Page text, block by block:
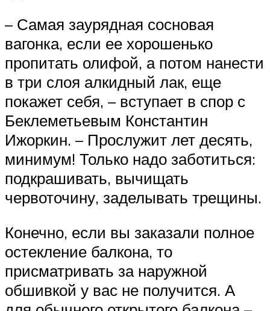
– Самая заурядная сосновая
вагонка, если ее хорошенько
пропитать олифой, а потом нанести
в три слоя алкидный лак, еще
покажет себя, – вступает в спор с
Беклеметьевым Константин
Ижоркин. – Прослужит лет десять,
минимум! Только надо заботиться:
подкрашивать, вычищать
червоточину, заделывать трещины.
Конечно, если вы заказали полное
остекление балкона, то
присматривать за наружной
обшивкой у вас не получится. А